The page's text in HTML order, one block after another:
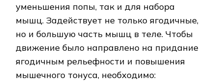
уменьшения попы, так и для набора
мышц. Задействует не только ягодичные,
но и большую часть мышц в теле. Чтобы
движение было направлено на придание
ягодичным рельефности и повышения
мышечного тонуса, необходимо: